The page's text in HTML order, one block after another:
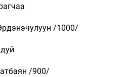
/1000/
/900/